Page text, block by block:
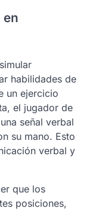
en
habilidades de
un ejercicio
el jugador de
señal verbal
su mano. Esto
verbal y
que los
posiciones,